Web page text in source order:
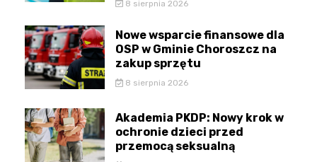
8 sierpnia 2026
Nowe wsparcie finansowe dla
OSP w Gminie Choroszcz na
zakup sprzętu
8 sierpnia 2026
Akademia PKDP: Nowy krok w
ochronie dzieci przed
przemocą seksualną